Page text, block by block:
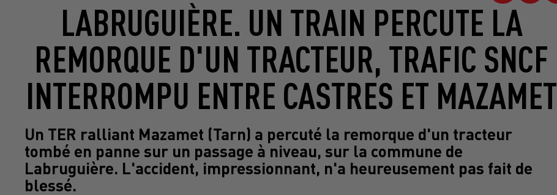
LABRUGUIÈRE. UN TRAIN PERCUTE LA
REMORQUE D'UN TRACTEUR, TRAFIC SNCF
INTERROMPU ENTRE CASTRES ET MAZAMET
Un TER ralliant Mazamet (Tarn) a percuté la remorque d'un tracteur
tombé en panne sur un passage à niveau, sur la commune de
Labruguière. L'accident, impressionnant, n'a heureusement pas fait de
blessé.